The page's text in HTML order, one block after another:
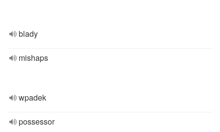
blady
mishaps
wpadek
possessor